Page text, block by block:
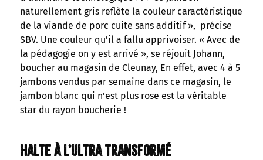
naturellement gris reflète la couleur caractéristique
de la viande de porc cuite sans additif », précise
SBV. Une couleur qu’il a fallu apprivoiser. « Avec de
la pédagogie on y est arrivé », se réjouit Johann,
boucher au magasin de Cleunay, En effet, avec 4 à 5
jambons vendus par semaine dans ce magasin, le
jambon blanc qui n’est plus rose est la véritable
star du rayon boucherie !
Halte à l’ultra transformé